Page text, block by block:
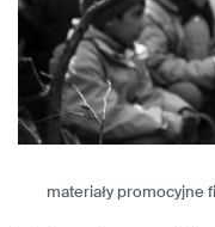
materiały promocyjne